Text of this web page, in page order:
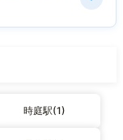
時庭駅(1)